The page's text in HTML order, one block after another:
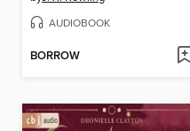
AUDIOBOOK
BORROW